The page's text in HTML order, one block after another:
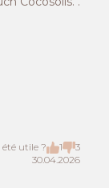
utile ? 1 3
30.04.2026